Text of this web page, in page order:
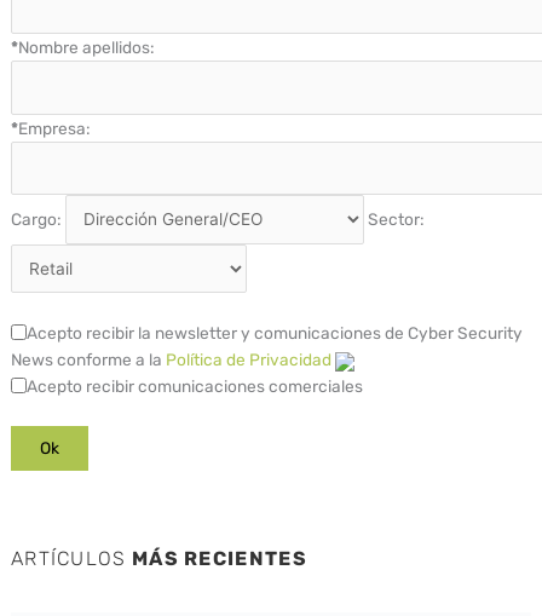
*Nombre apellidos:
*Empresa:
Cargo: Sector:
Acepto recibir la newsletter y comunicaciones de Cyber Security
News conforme a la Política de Privacidad
Acepto recibir comunicaciones comerciales
ARTÍCULOS MÁS RECIENTES